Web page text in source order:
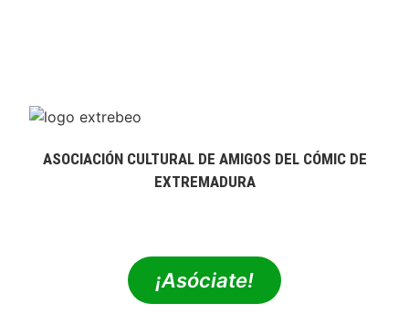
ASOCIACIÓN CULTURAL DE AMIGOS DEL CÓMIC DE
EXTREMADURA
¡Asóciate!